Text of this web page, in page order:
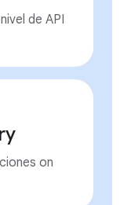
de API
on